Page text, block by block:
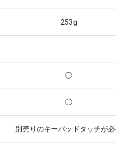
253g
◯
◯
別売りのキーパッドタッチが